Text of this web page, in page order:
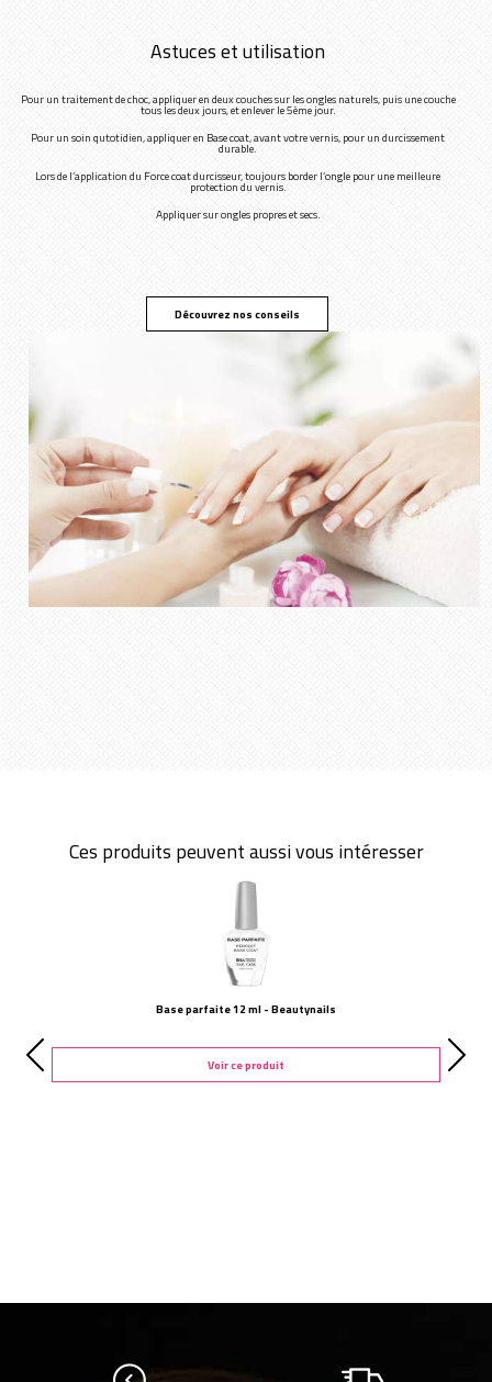
Astuces et utilisation
Pour un traitement de choc, appliquer en deux couches sur les ongles naturels, puis une couche
tous les deux jours, et enlever le 5ème jour.
Pour un soin qutotidien, appliquer en Base coat, avant votre vernis, pour un durcissement
durable.
Lors de l’application du Force coat durcisseur, toujours border l’ongle pour une meilleure
protection du vernis.
Appliquer sur ongles propres et secs.
Découvrez nos conseils
Ces produits peuvent aussi vous intéresser
Base parfaite 12 ml - Beautynails
Voir ce produit